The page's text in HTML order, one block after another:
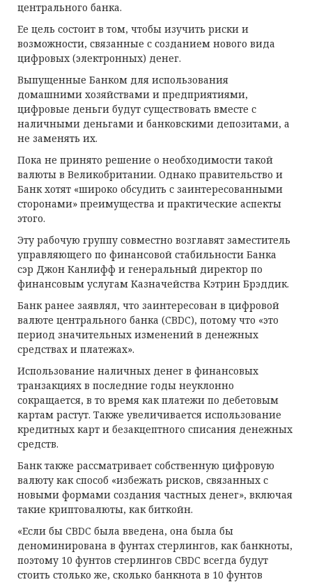
центрального банка.
Ее цель состоит в том, чтобы изучить риски и
возможности, связанные с созданием нового вида
цифровых (электронных) денег.
Выпущенные Банком для использования
домашними хозяйствами и предприятиями,
цифровые деньги будут существовать вместе с
наличными деньгами и банковскими депозитами, а
не заменять их.
Пока не принято решение о необходимости такой
валюты в Великобритании. Однако правительство и
Банк хотят «широко обсудить с заинтересованными
сторонами» преимущества и практические аспекты
этого.
Эту рабочую группу совместно возглавят заместитель
управляющего по финансовой стабильности Банка
сэр Джон Канлифф и генеральный директор по
финансовым услугам Казначейства Кэтрин Брэддик.
Банк ранее заявлял, что заинтересован в цифровой
валюте центрального банка (CBDC), потому что «это
период значительных изменений в денежных
средствах и платежах».
Использование наличных денег в финансовых
транзакциях в последние годы неуклонно
сокращается, в то время как платежи по дебетовым
картам растут. Также увеличивается использование
кредитных карт и безакцептного списания денежных
средств.
Банк также рассматривает собственную цифровую
валюту как способ «избежать рисков, связанных с
новыми формами создания частных денег», включая
такие криптовалюты, как биткойн.
«Если бы CBDC была введена, она была бы
деноминирована в фунтах стерлингов, как банкноты,
поэтому 10 фунтов стерлингов CBDC всегда будут
стоить столько же, сколько банкнота в 10 фунтов